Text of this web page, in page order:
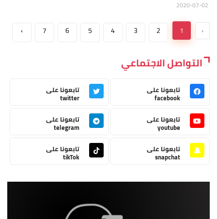
‹
1
2
3
4
5
6
7
›
التواصل الاجتماعي
تابعونا على
facebook
تابعونا على
twitter
تابعونا على
youtube
تابعونا على
telegram
تابعونا على
snapchat
تابعونا على
tikTok